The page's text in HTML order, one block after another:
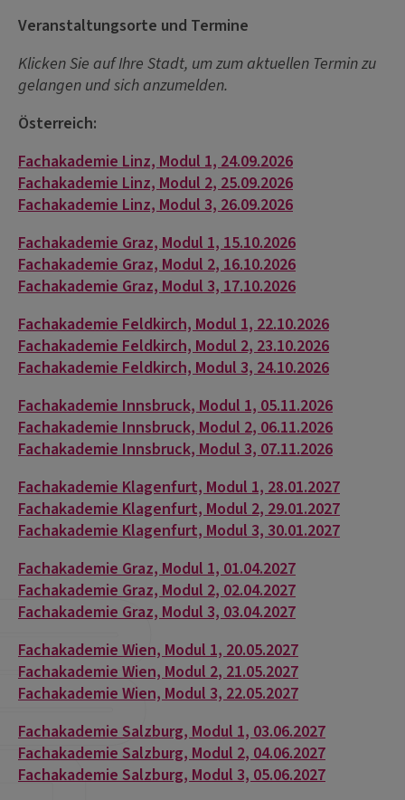
Veranstaltungsorte und Termine
Klicken Sie auf Ihre Stadt, um zum aktuellen Termin zu
gelangen und sich anzumelden.
Österreich:
Fachakademie Linz, Modul 1, 24.09.2026
Fachakademie Linz, Modul 2, 25.09.2026
Fachakademie Linz, Modul 3, 26.09.2026
Fachakademie Graz, Modul 1, 15.10.2026
Fachakademie Graz, Modul 2, 16.10.2026
Fachakademie Graz, Modul 3, 17.10.2026
Fachakademie Feldkirch, Modul 1, 22.10.2026
Fachakademie Feldkirch, Modul 2, 23.10.2026
Fachakademie Feldkirch, Modul 3, 24.10.2026
Fachakademie Innsbruck, Modul 1, 05.11.2026
Fachakademie Innsbruck, Modul 2, 06.11.2026
Fachakademie Innsbruck, Modul 3, 07.11.2026
Fachakademie Klagenfurt, Modul 1, 28.01.2027
Fachakademie Klagenfurt, Modul 2, 29.01.2027
Fachakademie Klagenfurt, Modul 3, 30.01.2027
Fachakademie Graz, Modul 1, 01.04.2027
Fachakademie Graz, Modul 2, 02.04.2027
Fachakademie Graz, Modul 3, 03.04.2027
Fachakademie Wien, Modul 1, 20.05.2027
Fachakademie Wien, Modul 2, 21.05.2027
Fachakademie Wien, Modul 3, 22.05.2027
Fachakademie Salzburg, Modul 1, 03.06.2027
Fachakademie Salzburg, Modul 2, 04.06.2027
Fachakademie Salzburg, Modul 3, 05.06.2027